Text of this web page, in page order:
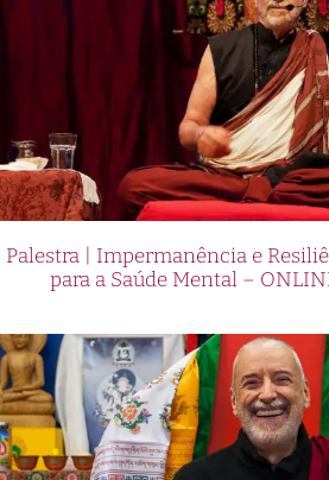
Palestra | Impermanência e
para a Saúde Mental –